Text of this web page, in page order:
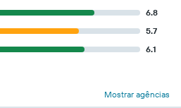
6.8
5.7
6.1
Mostrar agências